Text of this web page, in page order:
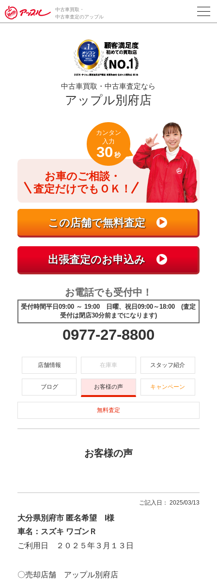
/*ABテスト_新規査定フォームの為のCVボタン*/
中古車買取・
中古車査定のアップル
中古車買取・中古車査定なら
アップル別府店
お車のご相談・
査定だけでもＯＫ！
カンタン
入力
30 秒
お電話でも受付中！
受付時間平日09:00 ～ 19:00 日曜、祝日09:00～18:00 (査定
受付は閉店30分前までになります)
0977-27-8800
店舗情報 在庫車 スタッフ紹介
ブログ お客様の声 キャンペーン
無料査定
お客様の声
ご記入日： 2025/03/13
大分県別府市 匿名希望 I様
車名：スズキ ワゴンＲ
ご利用日 ２０２５年３月１３日
〇売却店舗 アップル別府店